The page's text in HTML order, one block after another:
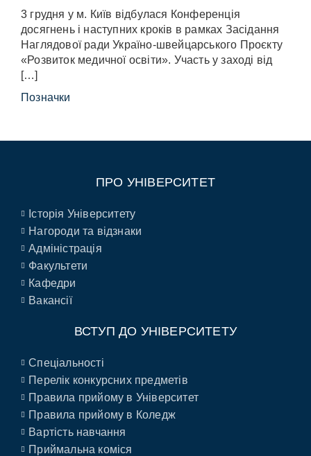
3 грудня у м. Київ відбулася Конференція
досягнень і наступних кроків в рамках Засідання
Наглядової ради Україно-швейцарського Проєкту
«Розвиток медичної освіти». Участь у заході від
[…]
Позначки
ПРО УНІВЕРСИТЕТ
Історія Університету
Нагороди та відзнаки
Адміністрація
Факультети
Кафедри
Вакансії
ВСТУП ДО УНІВЕРСИТЕТУ
Спеціальності
Перелік конкурсних предметів
Правила прийому в Університет
Правила прийому в Коледж
Вартість навчання
Приймальна коміся